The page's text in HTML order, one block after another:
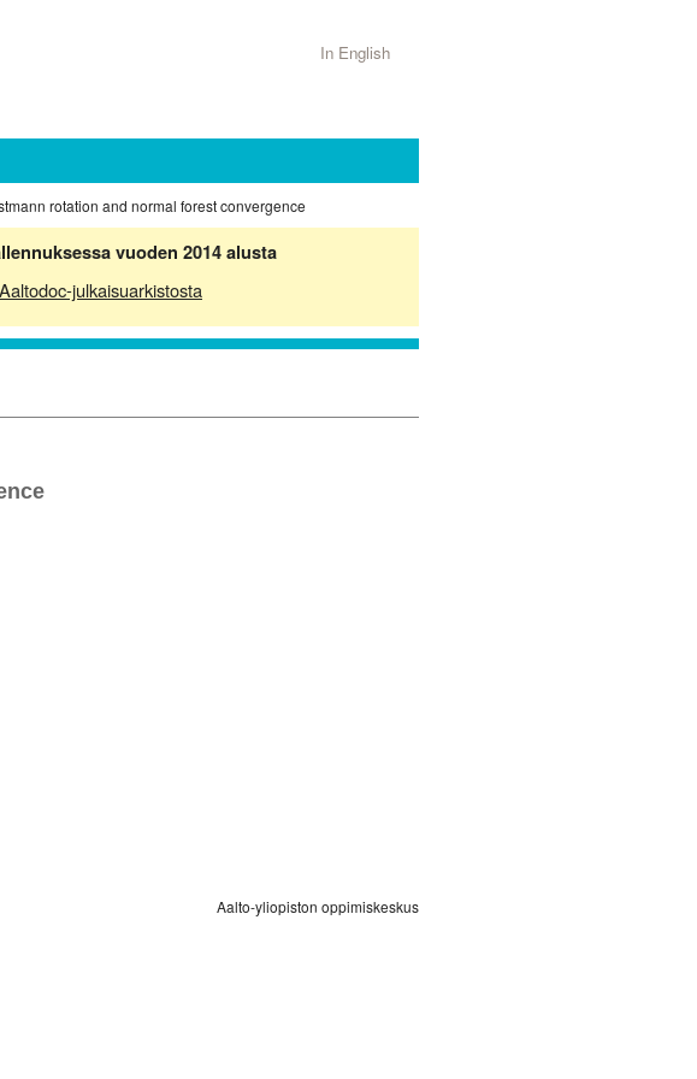
In English
rotation and normal forest convergence
vuoden 2014 alusta
Aaltodoc-julkaisuarkistosta
Aalto-yliopiston oppimiskeskus